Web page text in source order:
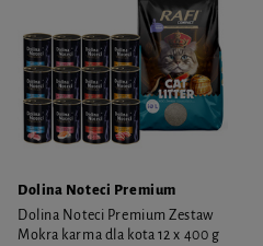
Dolina Noteci Premium
Dolina Noteci Premium Zestaw
Mokra karma dla kota 12 x 400 g